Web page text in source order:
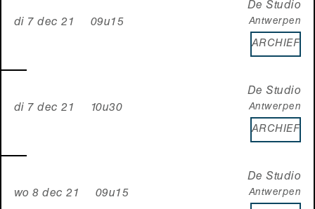
di 7 dec 21 09u15
De Studio
Antwerpen
ARCHIEF
di 7 dec 21 10u30
De Studio
Antwerpen
ARCHIEF
wo 8 dec 21 09u15
De Studio
Antwerpen